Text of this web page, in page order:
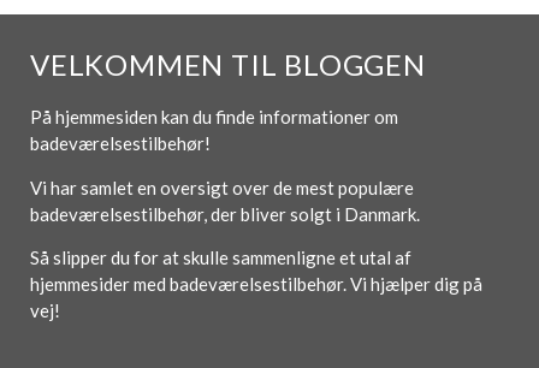
VELKOMMEN TIL BLOGGEN
På hjemmesiden kan du finde informationer om
badeværelsestilbehør!
Vi har samlet en oversigt over de mest populære
badeværelsestilbehør, der bliver solgt i Danmark.
Så slipper du for at skulle sammenligne et utal af
hjemmesider med badeværelsestilbehør. Vi hjælper dig på
vej!